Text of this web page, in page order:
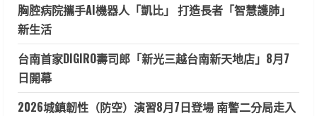
胸腔病院攜手AI機器人「凱比」 打造長者「智慧護肺」
新生活
台南首家DIGIRO壽司郎「新光三越台南新天地店」8月7
日開幕
2026城鎮韌性（防空）演習8月7日登場 南警二分局走入